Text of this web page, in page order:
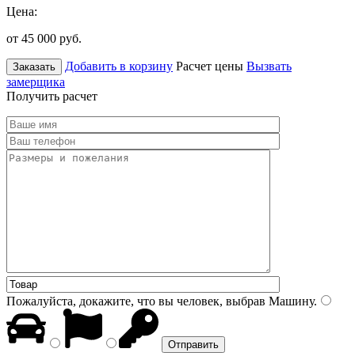
Цена:
от 45 000 руб.
Заказать Добавить в корзину Расчет цены Вызвать
замерщика
Получить расчет
Пожалуйста, докажите, что вы человек, выбрав Машину.